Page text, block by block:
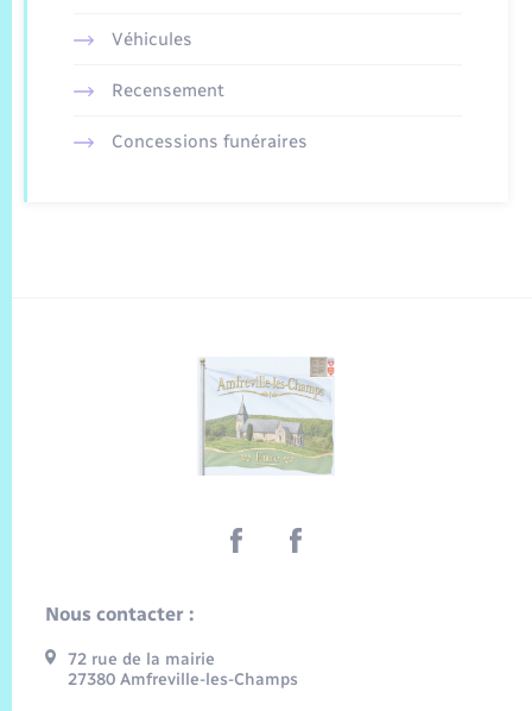
Véhicules
Recensement
Concessions funéraires
Nous contacter :
72 rue de la mairie
27380 Amfreville-les-Champs